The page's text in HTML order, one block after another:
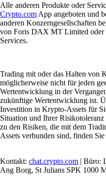
Alle anderen Produkte oder
Crypto.com App angeboten und
anderen Konzerngesellschaften
von Foris DAX MT Limited oder
Services.
Trading mit oder das Halten von
möglicherweise nicht für jeden
Wertentwicklung in der
zukünftige Wertentwicklung ist.
Investition in Krypto-Assets für
Situation und Ihrer
zu den Risiken, die mit dem
Assets verbunden sind, finden Sie
Kontakt: chat.crypto.com | Büro:
Ang Borg, St Julians SPK 1000